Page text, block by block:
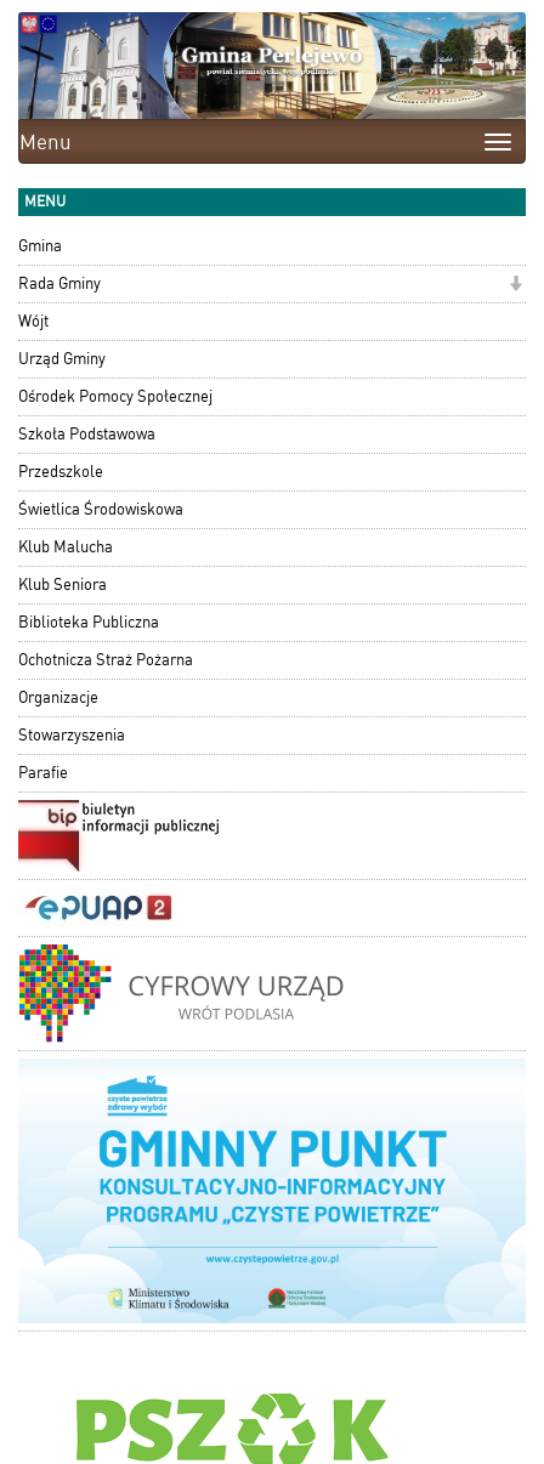
Toggle
Menu
MENU
Gmina
Rada Gminy
Wójt
Urząd Gminy
Ośrodek Pomocy Społecznej
Szkoła Podstawowa
Przedszkole
Świetlica Środowiskowa
Klub Malucha
Klub Seniora
Biblioteka Publiczna
Ochotnicza Straż Pożarna
Organizacje
Stowarzyszenia
Parafie